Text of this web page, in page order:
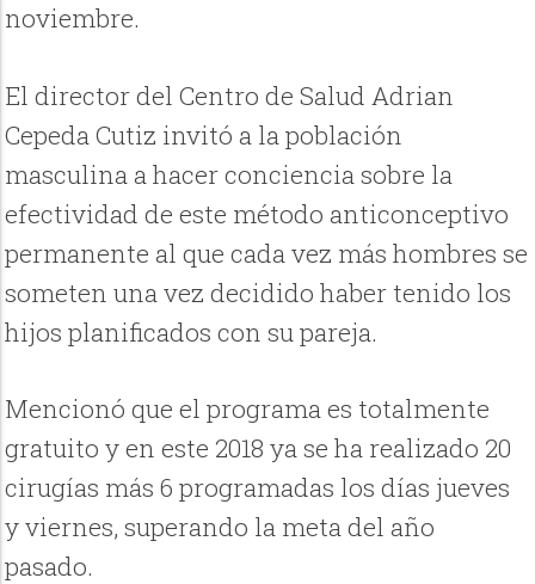
noviembre.
El director del Centro de Salud Adrian
Cepeda Cutiz invitó a la población
masculina a hacer conciencia sobre la
efectividad de este método anticonceptivo
permanente al que cada vez más hombres se
someten una vez decidido haber tenido los
hijos planificados con su pareja.
Mencionó que el programa es totalmente
gratuito y en este 2018 ya se ha realizado 20
cirugías más 6 programadas los días jueves
y viernes, superando la meta del año
pasado.